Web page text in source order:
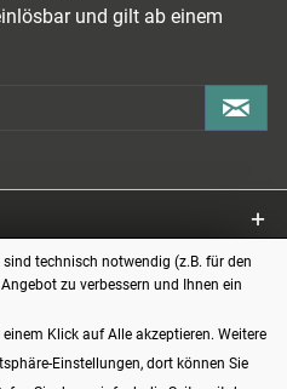
und gilt ab einem
technisch notwendig (z.B. für den
zu verbessern und Ihnen ein
Klick auf Alle akzeptieren. Weitere
Einstellungen, dort können Sie